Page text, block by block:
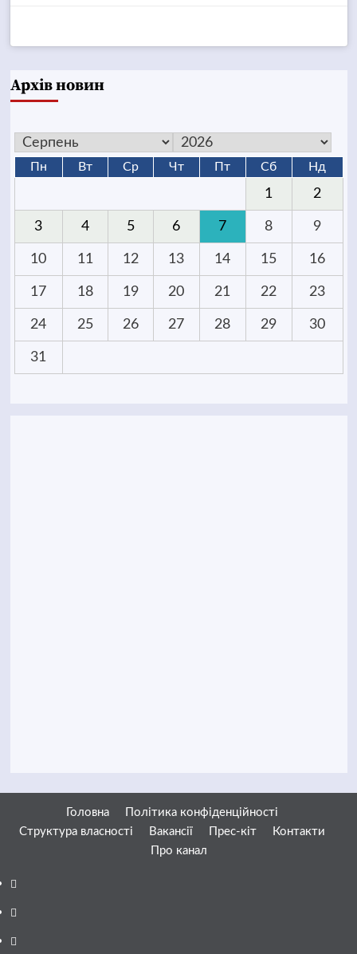
Архів новин
Пн Вт Ср Чт Пт Сб Нд
1 2
3 4 5 6 7 8 9
10 11 12 13 14 15 16
17 18 19 20 21 22 23
24 25 26 27 28 29 30
31
Головна
Політика конфіденційності
Структура власності
Вакансії Прес-кіт
Контакти
Про канал
Facebook
YouTube
Telegram